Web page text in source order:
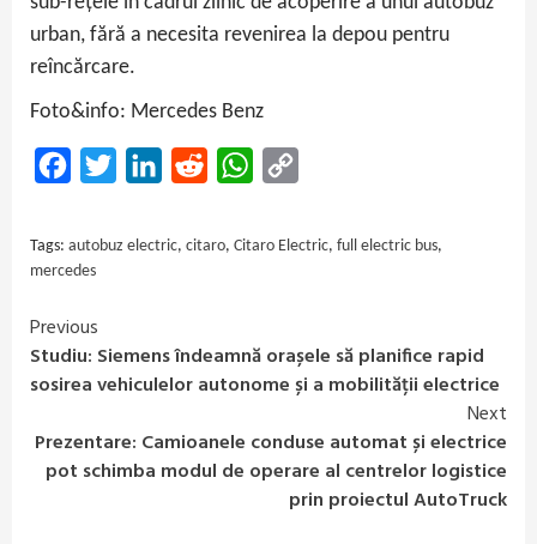
urban, fără a necesita revenirea la depou pentru
reîncărcare.
Foto&info: Mercedes Benz
FacebookTwitter LinkedInReddit WhatsApp
Tags: autobuz electric, citaro, Citaro Electric, full electric bus,
mercedes
Continue
Reading
Previous
Studiu: Siemens îndeamnă orașele să planifice rapid
sosirea vehiculelor autonome și a mobilității electrice
Next
Prezentare: Camioanele conduse automat și electrice
pot schimba modul de operare al centrelor logistice
prin proiectul AutoTruck